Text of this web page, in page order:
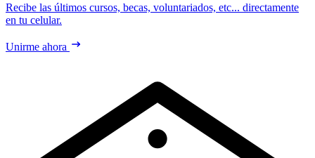
Recibe las últimos cursos, becas, voluntariados, etc... directamente
en tu celular.
Unirme ahora